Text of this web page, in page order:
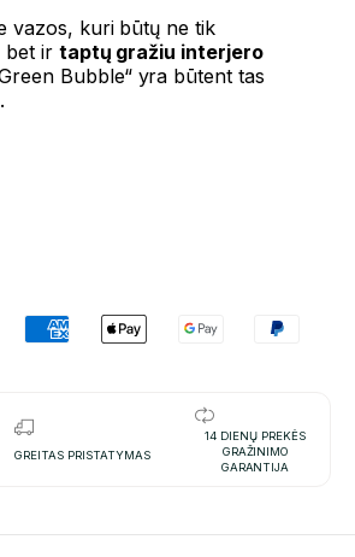
vazos, kuri būtų ne tik
bet ir taptų gražiu interjero
Bubble“ yra būtent tas
GREITAS PRISTATYMAS
14 DIENŲ PREKĖS
GRAŽINIMO
GARANTIJA